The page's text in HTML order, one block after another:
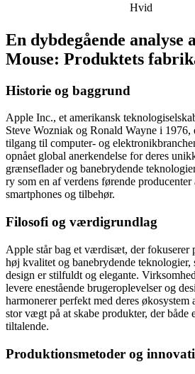
Hvid
En dybdegående analyse
Mouse: Produktets
Historie og baggrund
Apple Inc., et amerikansk
Steve Wozniak og Ronald Wayne i
tilgang til computer- og
opnået global anerkendelse for deres
grænseflader og banebrydende
ry som en af verdens førende producenter
smartphones og tilbehør.
Filosofi og værdigrundlag
Apple står bag et værdisæt, der fokuserer
høj kvalitet og banebrydende teknologier,
design er stilfuldt og elegante.
levere enestående brugeroplevelser og
harmonerer perfekt med deres
stor vægt på at skabe produkter, der
tiltalende.
Produktionsmetoder og